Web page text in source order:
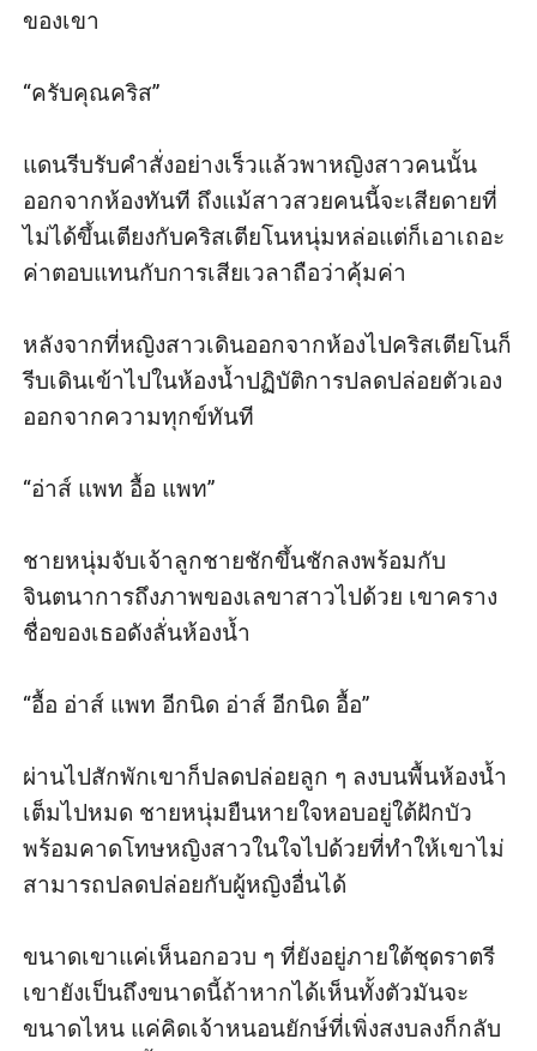
ของเขา
“ครับคุณคริส”
แดนรีบรับคำสั่งอย่างเร็วแล้วพาหญิงสาวคนนั้น
ออกจากห้องทันที ถึงแม้สาวสวยคนนี้จะเสียดายที่
ไม่ได้ขึ้นเตียงกับคริสเตียโนหนุ่มหล่อแต่ก็เอาเถอะ
ค่าตอบแทนกับการเสียเวลาถือว่าคุ้มค่า
หลังจากที่หญิงสาวเดินออกจากห้องไปคริสเตียโนก็
รีบเดินเข้าไปในห้องน้ำปฏิบัติการปลดปล่อยตัวเอง
ออกจากความทุกข์ทันที
“อ่าส์ แพท อื้อ แพท”
ชายหนุ่มจับเจ้าลูกชายชักขึ้นชักลงพร้อมกับ
จินตนาการถึงภาพของเลขาสาวไปด้วย เขาคราง
ชื่อของเธอดังลั่นห้องน้ำ
“อื้อ อ่าส์ แพท อีกนิด อ่าส์ อีกนิด อื้อ”
ผ่านไปสักพักเขาก็ปลดปล่อยลูก ๆ ลงบนพื้นห้องน้ำ
เต็มไปหมด ชายหนุ่มยืนหายใจหอบอยู่ใต้ฝักบัว
พร้อมคาดโทษหญิงสาวในใจไปด้วยที่ทำให้เขาไม่
สามารถปลดปล่อยกับผู้หญิงอื่นได้
ขนาดเขาแค่เห็นอกอวบ ๆ ที่ยังอยู่ภายใต้ชุดราตรี
เขายังเป็นถึงขนาดนี้ถ้าหากได้เห็นทั้งตัวมันจะ
ขนาดไหน แค่คิดเจ้าหนอนยักษ์ที่เพิ่งสงบลงก็กลับ